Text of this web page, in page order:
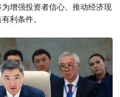
增强投资者信心、推动经济现
利条件。